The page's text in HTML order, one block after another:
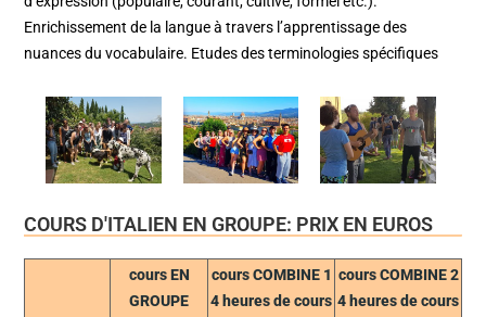
Enrichissement de la langue à travers l’apprentissage des
nuances du vocabulaire. Etudes des terminologies spécifiques
COURS D'ITALIEN EN GROUPE: PRIX EN EUROS
cours EN
GROUPE
cours COMBINE 1
4 heures de cours
cours COMBINE 2
4 heures de cours